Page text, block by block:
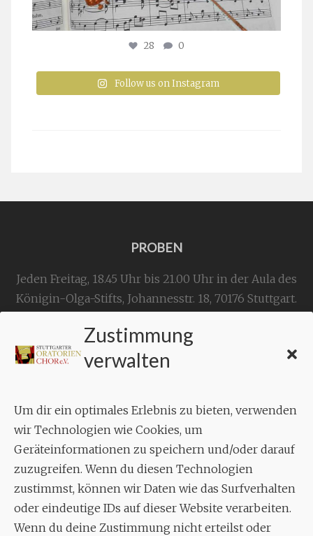
Zustimmung
verwalten
Um dir ein optimales Erlebnis zu bieten, verwenden
wir Technologien wie Cookies, um
Geräteinformationen zu speichern und/oder darauf
zuzugreifen. Wenn du diesen Technologien
zustimmst, können wir Daten wie das Surfverhalten
oder eindeutige IDs auf dieser Website verarbeiten.
Wenn du deine Zustimmung nicht erteilst oder
28 0
Follow us on Instagram
PROBEN
Jeden Freitag, 18.45 Uhr bis 21.00 Uhr in der Aula des
Königin-Olga-Stifts, Johannesstr. 18, 70176 Stuttgart.
KONTAKT
Geschäftsstelle:
Aixheimer Str. 18
70619 Stuttgart
MUSIK
Musikalischer Leiter:
Enrico Trummer